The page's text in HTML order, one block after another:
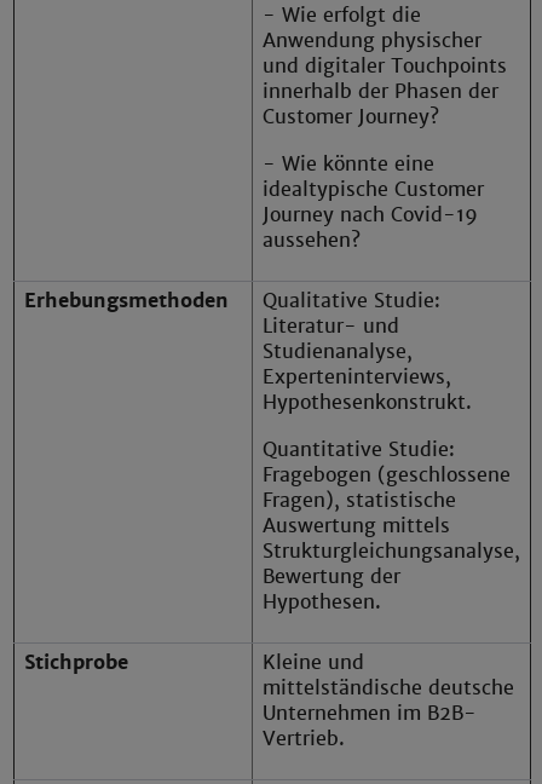
- Wie erfolgt die
Anwendung physischer
und digitaler Touchpoints
innerhalb der Phasen der
Customer Journey?
- Wie könnte eine
idealtypische Customer
Journey nach Covid-19
aussehen?
Erhebungsmethoden
Qualitative Studie:
Literatur- und
Studienanalyse,
Experteninterviews,
Hypothesenkonstrukt.
Quantitative Studie:
Fragebogen (geschlossene
Fragen), statistische
Auswertung mittels
Strukturgleichungsanalyse,
Bewertung der
Hypothesen.
Stichprobe
Kleine und
mittelständische deutsche
Unternehmen im B2B-
Vertrieb.